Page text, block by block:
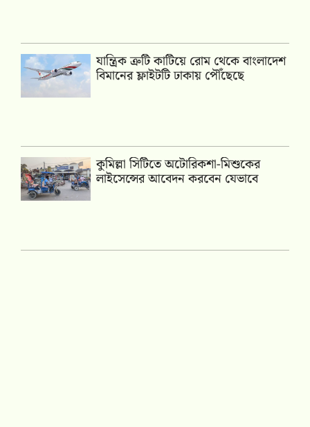
যান্ত্রিক ত্রুটি কাটিয়ে রোম থেকে বাংলাদেশ
বিমানের ফ্লাইটটি ঢাকায় পৌঁছেছে
কুমিল্লা সিটিতে অটোরিকশা-মিশুকের
লাইসেন্সের আবেদন করবেন যেভাবে